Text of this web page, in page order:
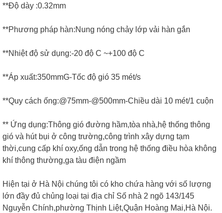
**Độ dày :0.32mm
**Phương pháp hàn:Nung nóng chảy lớp vải hàn gắn
**Nhiệt độ sử dụng:-20 độ C ~+100 độ C
**Áp xuất:350mmG-Tốc độ gió 35 mét/s
**Quy cách ống:@75mm-@500mm-Chiều dài 10 mét/1 cuộn
** Ứng dụng:Thông gió đường hầm,tòa nhà,hệ thống thông
gió và hút bụi ở công trường,công trình xây dựng tạm
thời,cung cấp khí oxy,ống dẫn trong hệ thống điều hòa không
khí thông thường,ga tàu điện ngầm
Hiện tại ở Hà Nội chúng tôi có kho chứa hàng với số lượng
lớn đầy đủ chủng loại tại địa chỉ Số nhà 2 ngõ 143/145
Nguyễn Chính,phường Thịnh Liệt,Quận Hoàng Mai,Hà Nội.